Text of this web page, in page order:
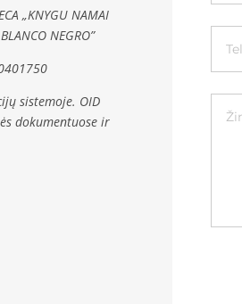
„KNYGU NAMAI
NEGRO”
sistemoje. OID
dokumentuose ir